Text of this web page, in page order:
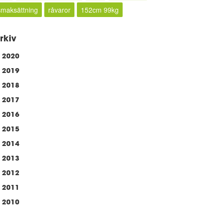
råvaror 152cm 99kg
2020
2019
2018
2017
2016
2015
2014
2013
2012
2011
2010